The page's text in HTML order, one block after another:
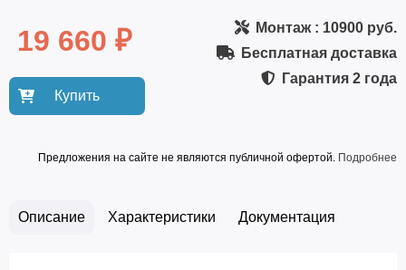
19 660 ₽
Купить
Монтаж: 10900 руб.
Бесплатная доставка
Гарантия 2 года
Предложения на сайте не являются публичной офертой. Подробнее
Описание Характеристики Документация